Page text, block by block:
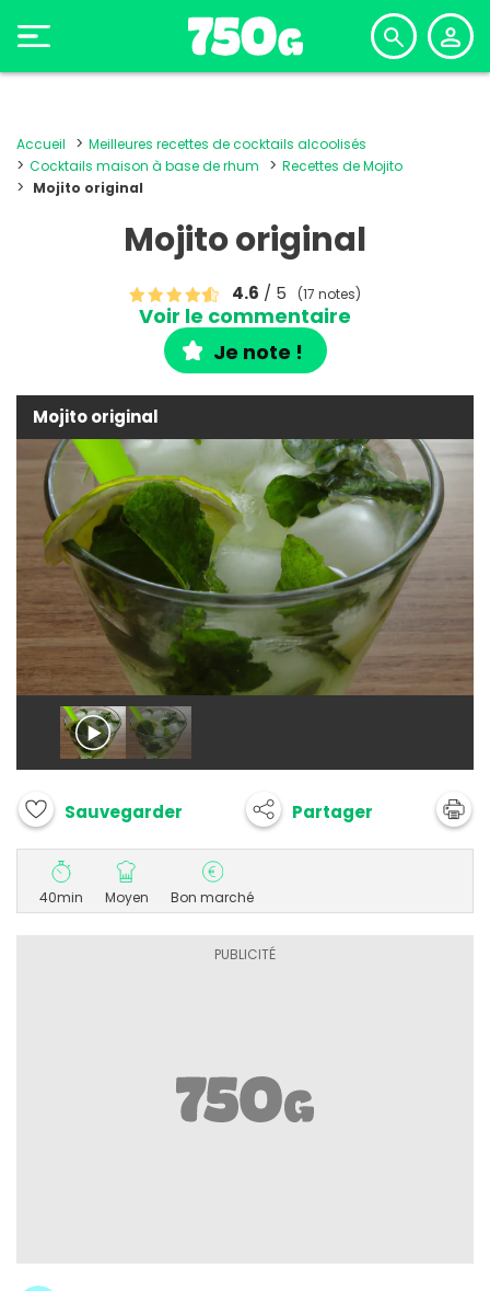
Accueil
Meilleures recettes de cocktails alcoolisés
Cocktails maison à base de rhum
Recettes de Mojito
Mojito original
Mojito original
4.6 / 5 (17 notes)
Voir le commentaire
Je note !
Mojito original
Sauvegarder Partager
40min Moyen Bon marché